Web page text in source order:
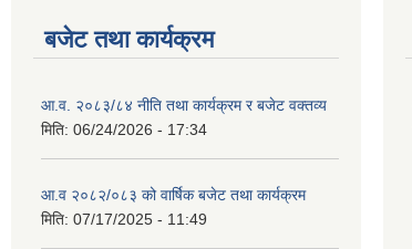
बजेट तथा कार्यक्रम
आ.व. २०८३/८४ नीति तथा कार्यक्रम र बजेट वक्तव्य
मिति: 06/24/2026 - 17:34
आ.व २०८२/०८३ को वार्षिक बजेट तथा कार्यक्रम
मिति: 07/17/2025 - 11:49